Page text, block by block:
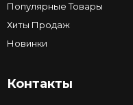
Популярные Товары
Хиты Продаж
Новинки
Контакты